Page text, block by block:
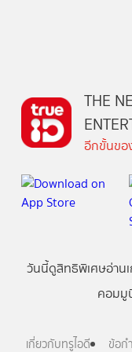
THE
อีกขั้นขอ
วันนี้ดูสิทธิพิเศษอ่าน
คอมมู
เกี่ยวกับทรูไอดี ข้อก